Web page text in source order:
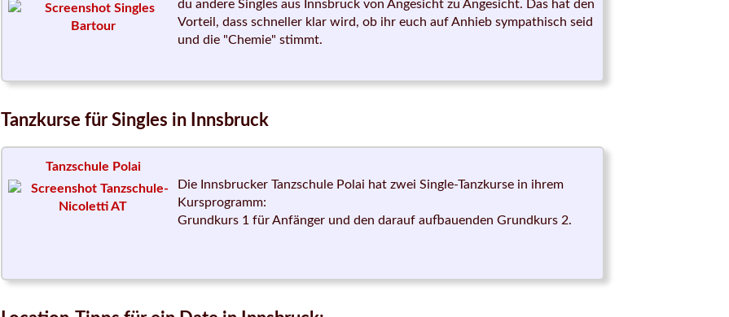
du andere Singles aus Innsbruck von Angesicht zu Angesicht. Das hat den
Vorteil, dass schneller klar wird, ob ihr euch auf Anhieb sympathisch seid
und die "Chemie" stimmt.
Tanzkurse für Singles in Innsbruck
Tanzschule Polai
Die Innsbrucker Tanzschule Polai hat zwei Single-Tanzkurse in ihrem
Kursprogramm:
Grundkurs 1 für Anfänger und den darauf aufbauenden Grundkurs 2.